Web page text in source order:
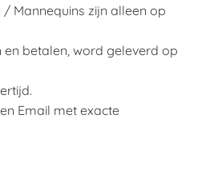
Mannequins zijn alleen op
en betalen, word geleverd op
Email met exacte